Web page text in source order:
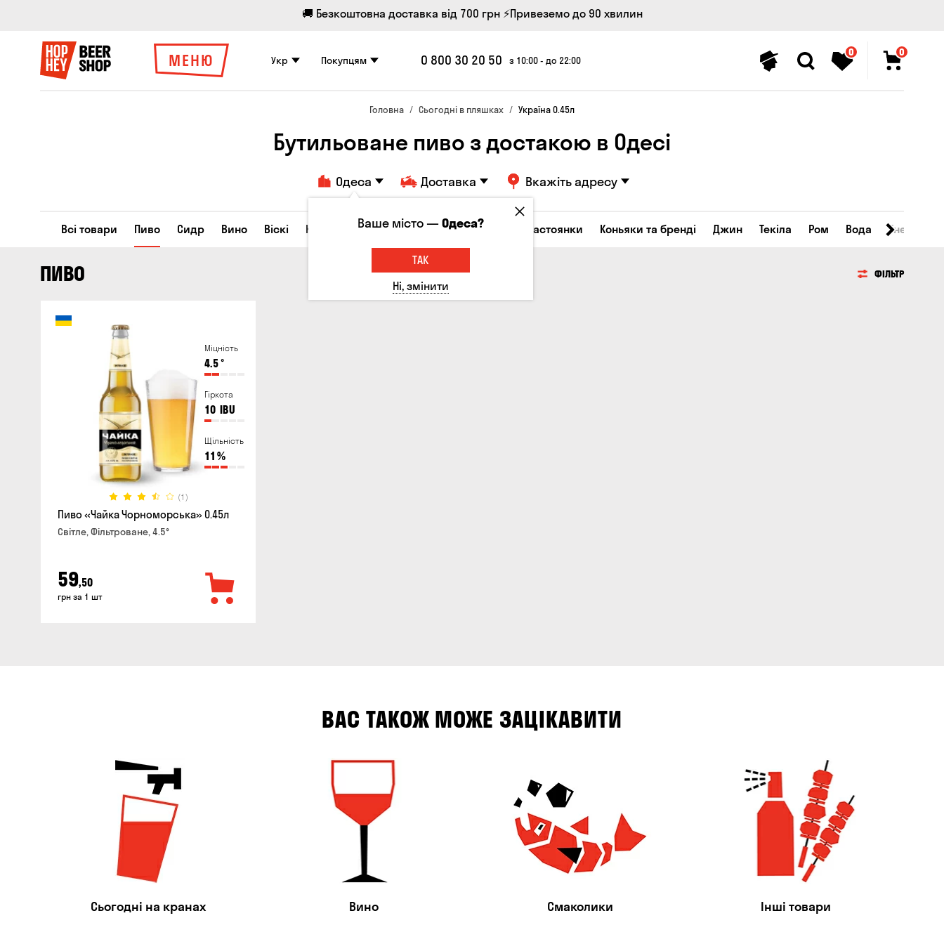
🚚 Безкоштовна доставка від 700 грн ⚡Привеземо до 90 хвилин
МЕНЮ Укр Покупцям 0 800 30 20 50 з 10:00 - до 22:00
0 0
Головна Сьогодні в пляшках Україна 0.45л
Бутильоване пиво з достакою в Одесі
Одеса Доставка Вкажіть адресу
Всі товари Пиво Сидр Вино Віскі Коктейлі Горілка Соджу Лікери та настоянки Коньяки та бренді Джин Текіла Ром Вода
ПИВО ФІЛЬТР
Міцність
4.5°
Гіркота
10 IBU
Щільність
11 %
(1)
Пиво «Чайка Чорноморська» 0.45л
Світле, Фільтроване, 4.5°
59,50
грн за 1 шт
ВАС ТАКОЖ МОЖЕ ЗАЦІКАВИТИ
Сьогодні на кранах Вино Смаколики Інші товари
Ваше місто —Одеса?
ТАК
Ні, змінити